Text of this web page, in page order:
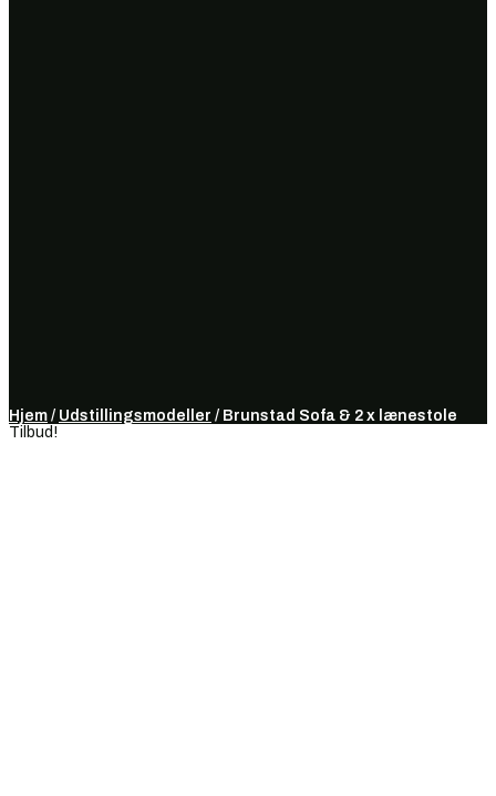
Hjem / Udstillingsmodeller / Brunstad Sofa & 2 x lænestole
Tilbud!